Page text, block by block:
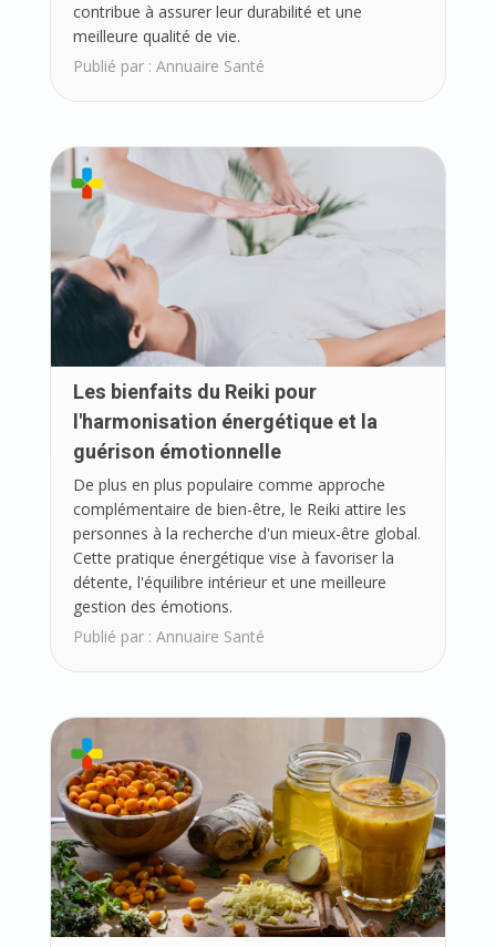
contribue à assurer leur durabilité et une
meilleure qualité de vie.
Publié par : Annuaire Santé
Les bienfaits du Reiki pour
l'harmonisation énergétique et la
guérison émotionnelle
De plus en plus populaire comme approche
complémentaire de bien-être, le Reiki attire les
personnes à la recherche d'un mieux-être global.
Cette pratique énergétique vise à favoriser la
détente, l'équilibre intérieur et une meilleure
gestion des émotions.
Publié par : Annuaire Santé